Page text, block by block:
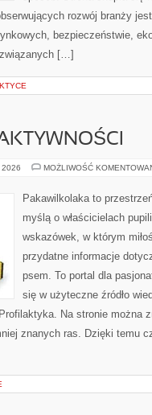
rozwój branży
bezpieczeństwie,
[…]
2026 MOŻLIWOŚĆ
Pakawilkolaka to
myślą o właścicielach
wskazówek, w którym
przydatne informacje
psem. To portal dla
się w użyteczne źródło
Na stronie można
znanych ras. Dzięki temu